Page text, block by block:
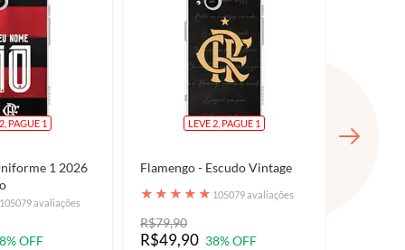
PAGUE 1
1 2026
105079 avaliações
OFF
LEVE 2, PAGUE 1
Flamengo - Escudo Vintage
★ ★ ★ ★ ★ 105079 avaliações
R$79,90
R$49,90 38% OFF